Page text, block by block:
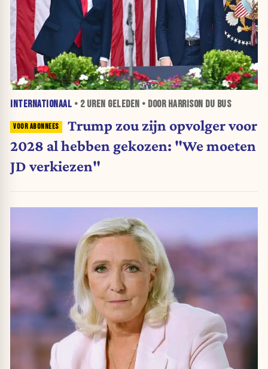
INTERNATIONAAL • 2 UREN GELEDEN • DOOR HARRISON DU BUS
Trump zou zijn opvolger voor
2028 al hebben gekozen: "We moeten
JD verkiezen"